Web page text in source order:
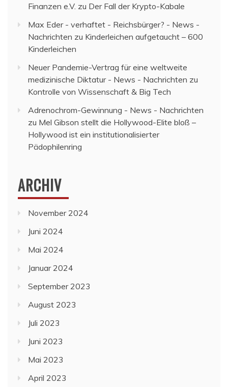
Finanzen e.V. zu Der Fall der Krypto-Kabale
Max Eder - verhaftet - Reichsbürger? - News -
Nachrichten zu Kinderleichen aufgetaucht – 600
Kinderleichen
Neuer Pandemie-Vertrag für eine weltweite
medizinische Diktatur - News - Nachrichten zu
Kontrolle von Wissenschaft & Big Tech
Adrenochrom-Gewinnung - News - Nachrichten
zu Mel Gibson stellt die Hollywood-Elite bloß –
Hollywood ist ein institutionalisierter
Pädophilenring
ARCHIV
November 2024
Juni 2024
Mai 2024
Januar 2024
September 2023
August 2023
Juli 2023
Juni 2023
Mai 2023
April 2023